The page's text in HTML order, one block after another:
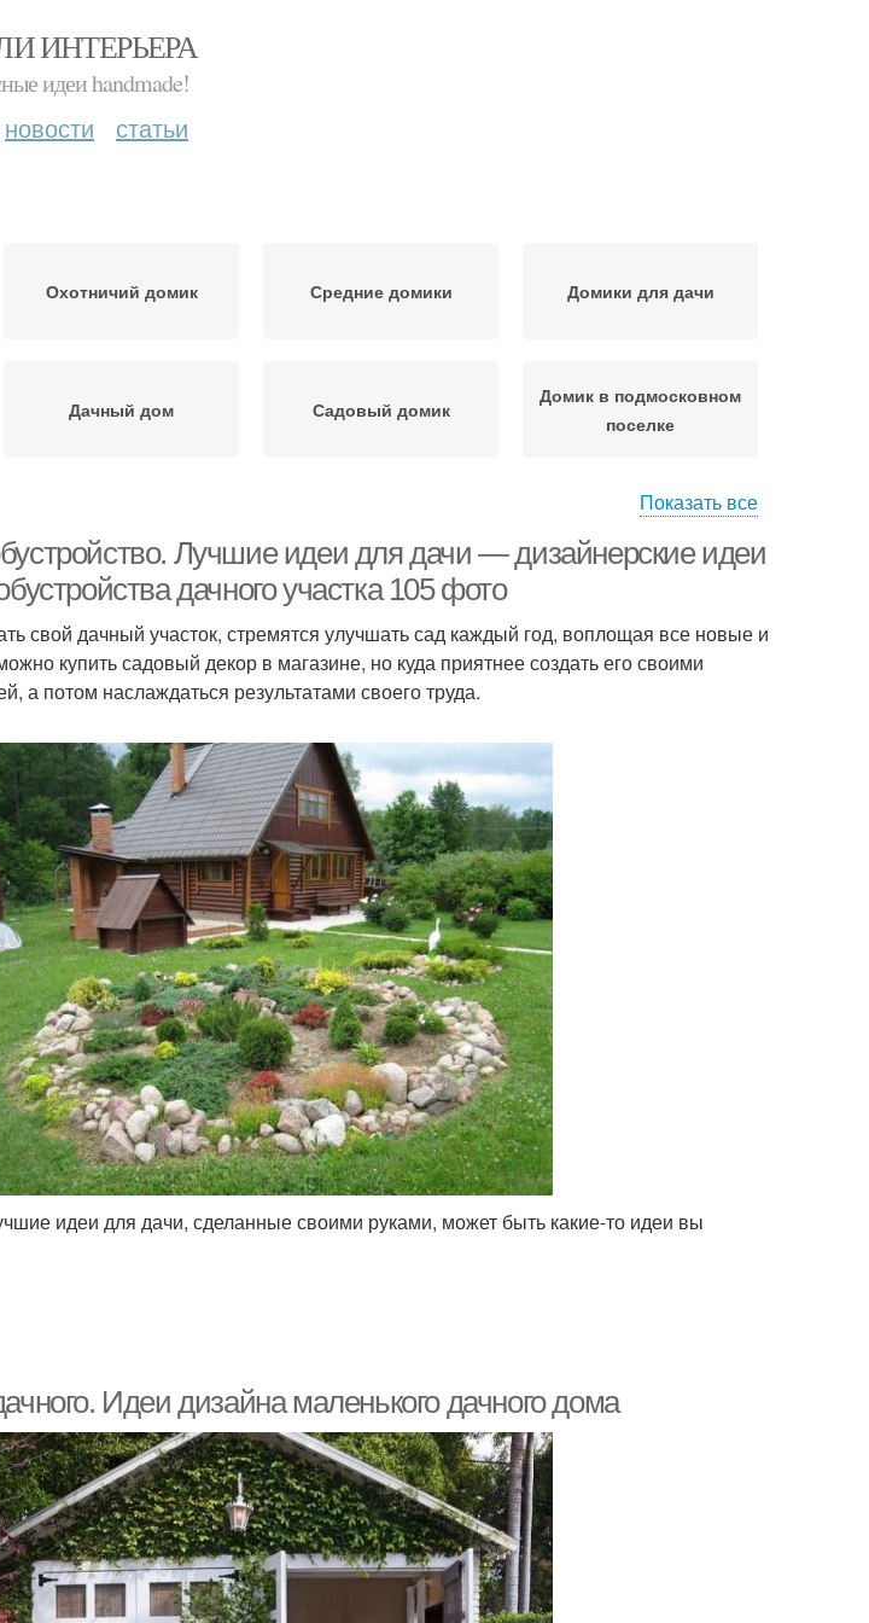
ИНТЕРЬЕРА
идеи handmade!
новости статьи
Охотничий домик Средние домики Домики для дачи
Дачный дом Садовый домик
Домик в подмосковном
поселке
домике
Показать все
Лучшие идеи для дачи — дизайнерские идеи
дачного участка 105 фото
свой дачный участок, стремятся улучшать сад каждый год, воплощая все новые и
купить садовый декор в магазине, но куда приятнее создать его своими
а потом наслаждаться результатами своего труда.
идеи для дачи, сделанные своими руками, может быть какие-то идеи вы
Идеи дизайна маленького дачного дома